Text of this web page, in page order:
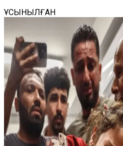
ҰСЫНЫЛҒАН